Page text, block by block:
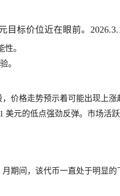
目标价位近在眼前。
。
。
价格走势预示着可能出现上涨
元的低点强劲反弹。市场活跃
期间，该代币一直处于明显的